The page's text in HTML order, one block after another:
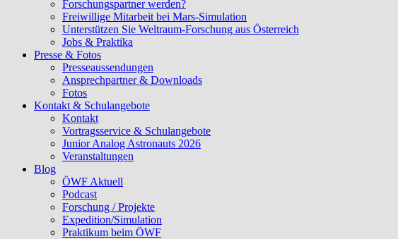
Forschungspartner werden?
Freiwillige Mitarbeit bei Mars-Simulation
Unterstützen Sie Weltraum-Forschung aus Österreich
Jobs & Praktika
Presse & Fotos
Presseaussendungen
Ansprechpartner & Downloads
Fotos
Kontakt & Schulangebote
Kontakt
Vortragsservice & Schulangebote
Junior Analog Astronauts 2026
Veranstaltungen
Blog
ÖWF Aktuell
Podcast
Forschung / Projekte
Expedition/Simulation
Praktikum beim ÖWF